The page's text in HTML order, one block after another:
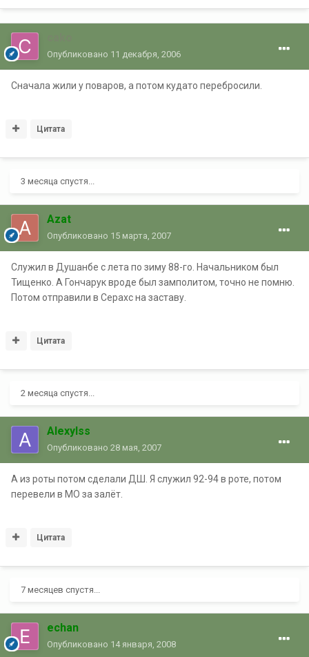
Опубликовано 11 декабря, 2006
Сначала жили у поваров, а потом кудато перебросили.
Цитата
3 месяца спустя...
Azat
Опубликовано 15 марта, 2007
Служил в Душанбе с лета по зиму 88-го. Начальником был
Тищенко. А Гончарук вроде был замполитом, точно не помню.
Потом отправили в Серахс на заставу.
Цитата
2 месяца спустя...
Alexylss
Опубликовано 28 мая, 2007
А из роты потом сделали ДШ. Я служил 92-94 в роте, потом
перевели в МО за залёт.
Цитата
7 месяцев спустя...
echan
Опубликовано 14 января, 2008